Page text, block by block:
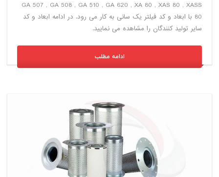
GA 507 , GA 508 , GA 510 , GA 620 , XA 80 , XAS 80 , XASS
80 با ابعاد و کد فیلتر یک سانی به کار می رود. در ادامه ابعاد و کد
سایر تولید کنندگان را مشاهده می نمایید.
ادامه مطلب